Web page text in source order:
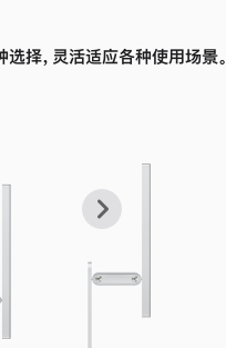
面
面
选择，灵活适应各种使用场景。
上
张
下
张